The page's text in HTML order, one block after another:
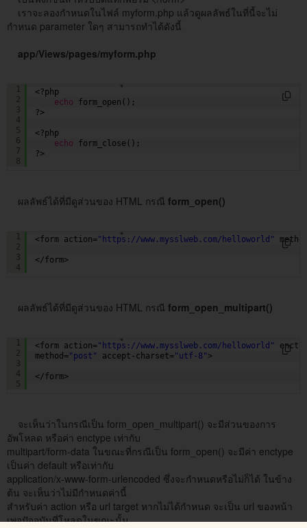
เราจะลองกำหนดในไฟล์ myform.php แล้วดูผลลัพธ์ในที่นี้จะไม่
กำหนด parameter ใดๆ สามารถทำได้ดังนี้
app/Views/pages/myform.php
1
2
3
4
5
6
7
8
<?php
echo
form_open();
?>
<?php
echo
form_close();
?>
ผลลัพธ์ได้ที่มีดูส่วนของ HTML กรณี form_open()
1
2
3
4
<form action=" https://www.mysslweb.com/helloworld "
</form>
ผลลัพธ์ได้ที่มีดูส่วนของ HTML กรณี form_open_multipart()
1
2
3
4
5
<form action=" https://www.mysslweb.com/helloworld "
method="post" accept-charset="utf-8" >
</form>
จะเห็นว่าในกรณีเป็น form_open_multipart() จะมีส่วนของการ
อัพโหลด หรือค่า enctype เท่ากับ
multipart/form-data ในขณะที่กรณีเป็น form_open() จะมีค่า enctype
เป็นค่า default หรือเท่ากับ
application/x-www-form-urlencoded ซึ่งจะกำหนดหรือไม่ก็ได้ ในข้าง
ต้น จะเห็นว่าไม่มีกำหนดค่านี้
สำหรับค่า action หรือ url target หากไม่ได้กำหนด จะเป็น url ของหน้า
เพจปัจจุบันที่โหลดในขณะนั้น